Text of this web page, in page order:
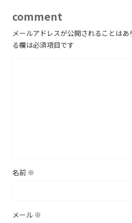
comment
メールアドレスが公開されることはあ
る欄は必須項目です
名前 ※
メール ※